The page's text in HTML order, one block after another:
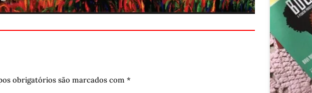
obrigatórios são marcados com *